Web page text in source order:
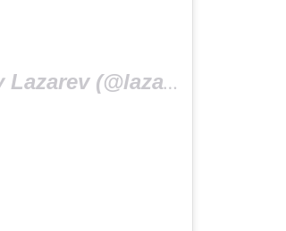
Допис, поширений Sergey Lazarev (@lazarevsergey)